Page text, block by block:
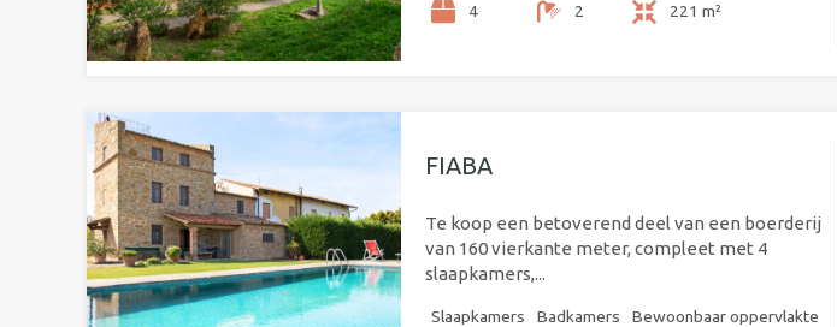
4 2 221 m²
FIABA
Te koop een betoverend deel van een boerderij
van 160 vierkante meter, compleet met 4
slaapkamers,...
Slaapkamers Badkamers Bewoonbaar oppervlakte